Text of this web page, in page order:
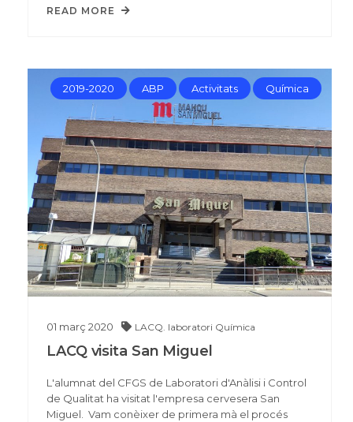
READ MORE
2019-2020 ABP Activitats Química
01 març 2020 LACQ. laboratori Química
LACQ visita San Miguel
L'alumnat del CFGS de Laboratori d'Anàlisi i Control
de Qualitat ha visitat l'empresa cervesera San
Miguel. Vam conèixer de primera mà el procés